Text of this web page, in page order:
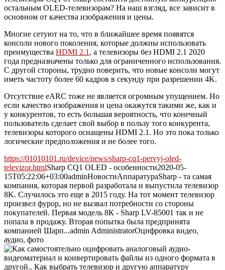
остальным OLED-телевизорам? На наш взгляд, все зависит в
основном от качества изображения и цены.
Многие сетуют на то, что в ближайшее время появятся
консоли нового поколения, которые должны использовать
преимущества HDMI 2.1 , а телевизоры без HDMI 2.1 2020
года предназначены только для ограниченного использования.
С другой стороны, трудно поверить, что новые консоли могут
иметь частоту более 60 кадров в секунду при разрешении 4K.
Отсутствие eARC тоже не является огромным упущением. Но
если качество изображения и цена окажутся такими же, как и
у конкурентов, то есть большая вероятность, что конечный
пользователь сделает свой выбор в пользу того конкурента,
телевизоры которого оснащены HDMI 2.1. Но это пока только
логические предположения и не более того.
https://01010101.ru/device/news/sharp-cq1-pervyj-oled-
televizor.htmlSharp CQ1 OLED - особенности2020-05-
15T05:22:06+03:00adminНовостиАппаратураSharp - та самая
компания, которая первой разработала и выпустила телевизор
8K. Случилось это еще в 2015 году. На тот момент телевизор
произвел фурор, но не вызвал потребности со стороны
покупателей. Первая модель 8К - Sharp LV-85001 так и не
попала в продажу. Вторая попытка была предпринята
компанией Шарп...admin AdministratorОцифровка видео,
аудио, фото